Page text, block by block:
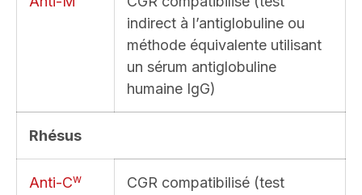
indirect à l’antiglobuline ou
méthode équivalente utilisant
un sérum antiglobuline
humaine IgG)
Rhésus
Anti-Cw
CGR compatibilisé (test